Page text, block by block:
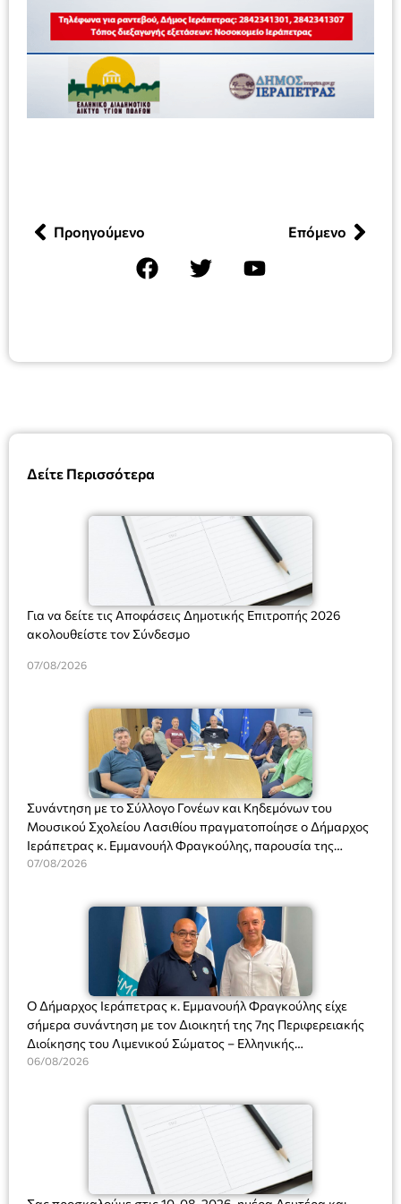
Δείτε Περισσότερα
Για να δείτε τις Αποφάσεις Δημοτικής Επιτροπής 2026
ακολουθείστε τον Σύνδεσμο
07/08/2026
Συνάντηση με το Σύλλογο Γονέων και Κηδεμόνων του
Μουσικού Σχολείου Λασιθίου πραγματοποίησε ο Δήμαρχος
Ιεράπετρας κ. Εμμανουήλ Φραγκούλης, παρουσία της
Διευθύντριας του σχολείου κας Μαριάννας Χαΐτα.
07/08/2026
Ο Δήμαρχος Ιεράπετρας κ. Εμμανουήλ Φραγκούλης είχε
σήμερα συνάντηση με τον Διοικητή της 7ης Περιφερειακής
Διοίκησης του Λιμενικού Σώματος – Ελληνικής
Ακτοφυλακής (Λ.Σ.-ΕΛ.ΑΚΤ.), Αρχιπλοίαρχο Λ.Σ. κ. Ιωάννη
06/08/2026
Προηγούμενο Επόμενο